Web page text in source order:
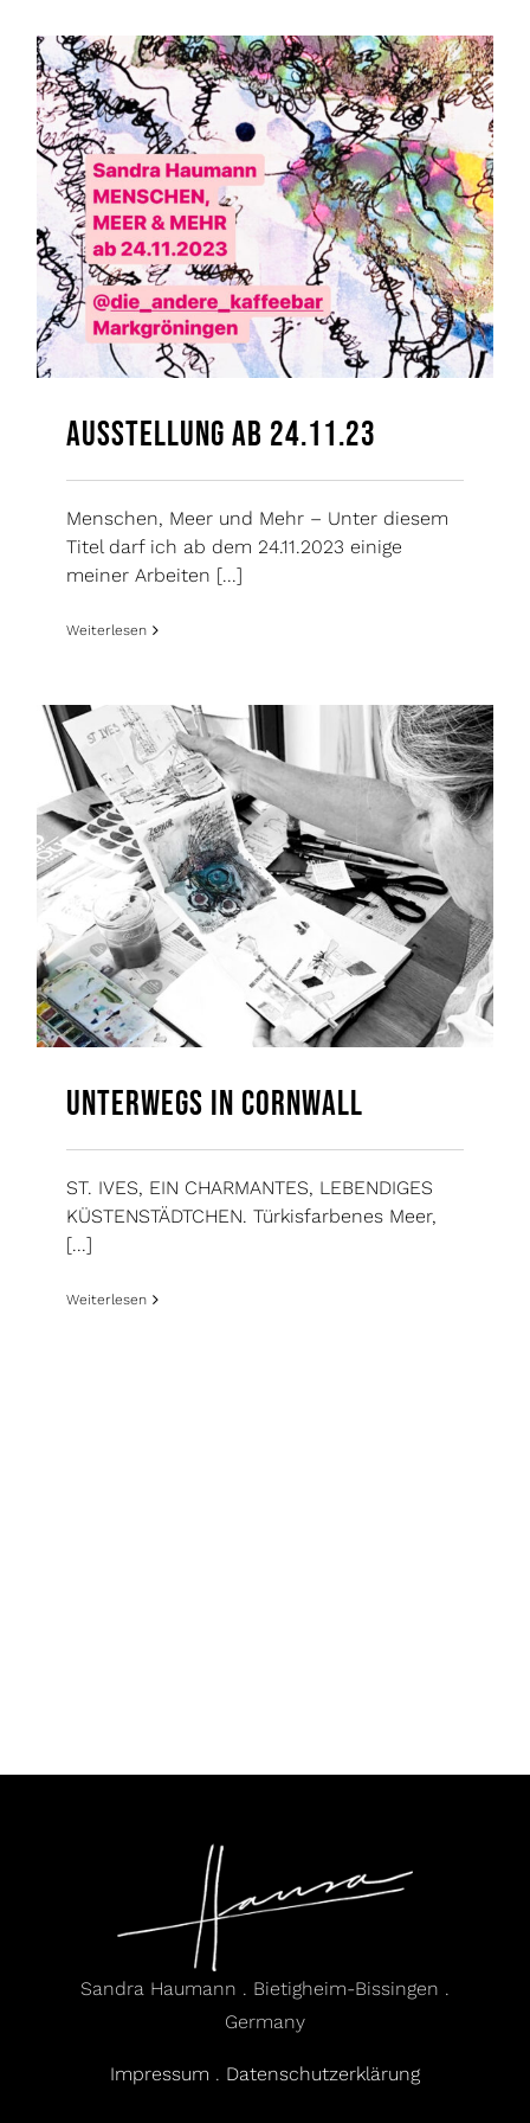
Ausstellung ab 24.11.23
Menschen, Meer und Mehr – Unter diesem
Titel darf ich ab dem 24.11.2023 einige
meiner Arbeiten [...]
Weiterlesen
Unterwegs in Cornwall
ST. IVES, EIN CHARMANTES, LEBENDIGES
KÜSTENSTÄDTCHEN. Türkisfarbenes Meer,
[...]
Weiterlesen
Sandra Haumann . Bietigheim-Bissingen .
Germany
Impressum . Datenschutzerklärung